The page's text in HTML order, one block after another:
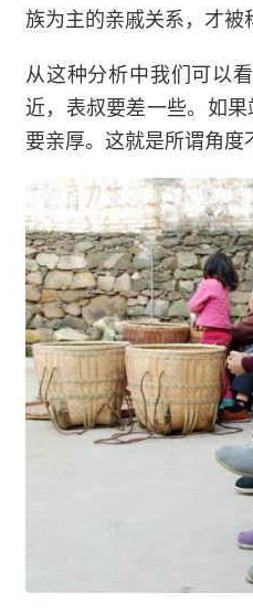
族为主的亲戚关系，才被
从这种分析中我们可以
近，表叔要差一些。如
要亲厚。这就是所谓角度